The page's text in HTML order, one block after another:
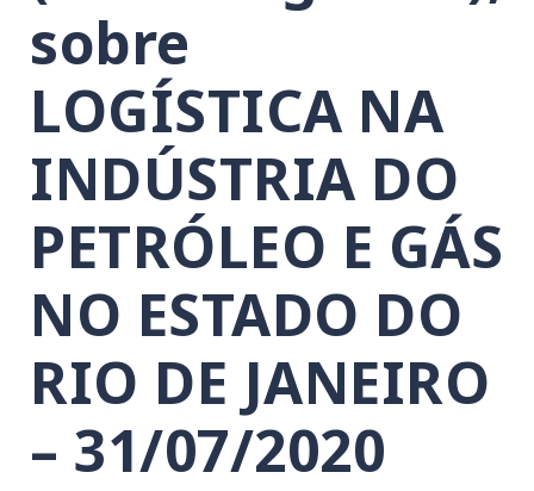
sobre
LOGÍSTICA NA
INDÚSTRIA DO
PETRÓLEO E GÁS
NO ESTADO DO
RIO DE JANEIRO
– 31/07/2020